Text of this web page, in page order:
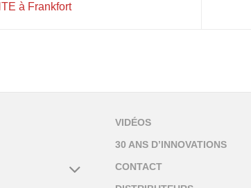
à Frankfort
VIDÉOS
30 ANS D’INNOVATIONS
CONTACT